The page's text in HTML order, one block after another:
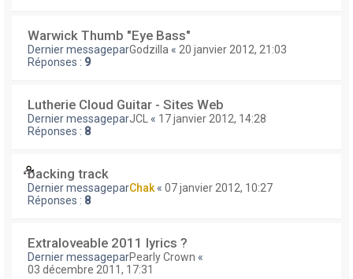
Warwick Thumb "Eye Bass"
Dernier messageparGodzilla « 20 janvier 2012, 21:03
Réponses : 9
Lutherie Cloud Guitar - Sites Web
Dernier messageparJCL « 17 janvier 2012, 14:28
Réponses : 8
backing track
Dernier messageparChak « 07 janvier 2012, 10:27
Réponses : 8
Extraloveable 2011 lyrics ?
Dernier messageparPearly Crown «
03 décembre 2011, 17:31